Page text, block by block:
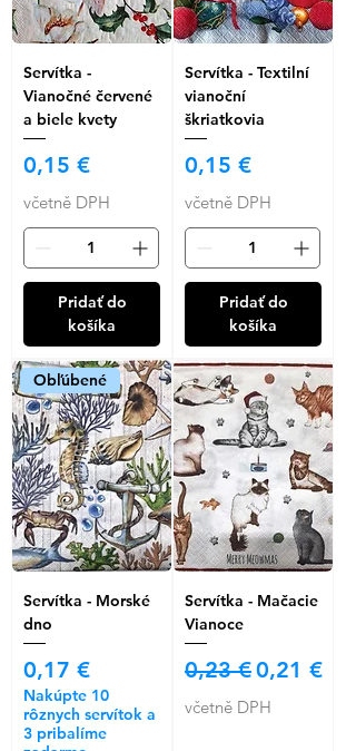
Servítka -
Vianočné červené
a biele kvety
Cena
0,15 €
včetně DPH
Pridať do
košíka
Servítka - Textilní
vianoční
škriatkovia
Cena
0,15 €
včetně DPH
Pridať do
košíka
Obľúbené
Servítka - Morské
dno
Cena
0,17 €
Nakúpte 10
rôznych servítok a
3 pribalíme
Servítka - Mačacie
Vianoce
Běžná cena
0,23 €0,21 €
včetně DPH